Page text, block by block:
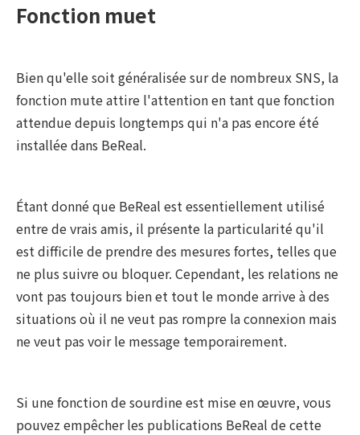
Fonction muet
Bien qu'elle soit généralisée sur de nombreux SNS, la
fonction mute attire l'attention en tant que fonction
attendue depuis longtemps qui n'a pas encore été
installée dans BeReal.
Étant donné que BeReal est essentiellement utilisé
entre de vrais amis, il présente la particularité qu'il
est difficile de prendre des mesures fortes, telles que
ne plus suivre ou bloquer. Cependant, les relations ne
vont pas toujours bien et tout le monde arrive à des
situations où il ne veut pas rompre la connexion mais
ne veut pas voir le message temporairement.
Si une fonction de sourdine est mise en œuvre, vous
pouvez empêcher les publications BeReal de cette